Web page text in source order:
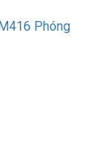
Phóng